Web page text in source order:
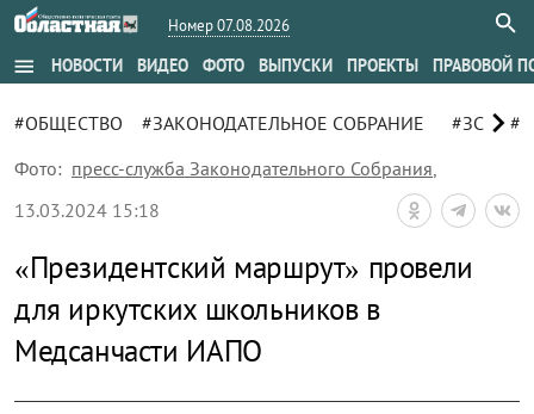
Номер 07.08.2026
menu НОВОСТИ ВИДЕО ФОТО ВЫПУСКИ ПРОЕКТЫ ПРАВОВОЙ
#ОБЩЕСТВО #ЗАКОНОДАТЕЛЬНОЕ СОБРАНИЕ #ЗСchevron_right
Фото: пресс-служба Законодательного Собрания,
13.03.2024 15:18
«Президентский маршрут» провели
для иркутских школьников в
Медсанчасти ИАПО